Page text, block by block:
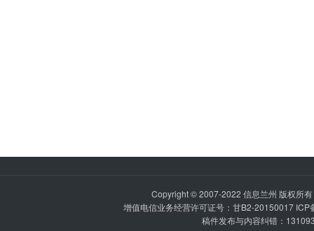
Copyright © 2007-2022 信息兰州 版权所
增值电信业务经营许可证号：甘B2-20150017 ICP
稿件发布与内容纠错：